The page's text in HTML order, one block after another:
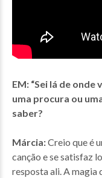
EM: “Sei lá de onde
uma procura ou
saber?
Márcia:Creio que é
canção e se satisfaz
resposta ali. A magia